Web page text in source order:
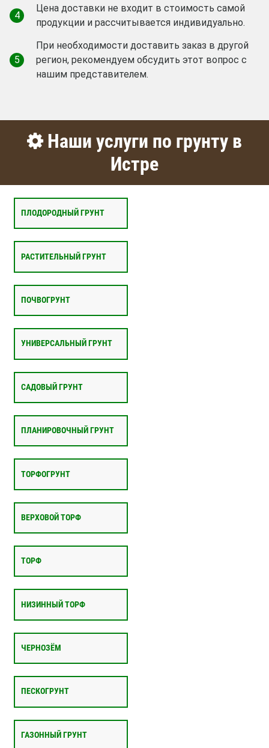
4
Цена доставки не входит в стоимость самой
продукции и рассчитывается индивидуально.
5
При необходимости доставить заказ в другой
регион, рекомендуем обсудить этот вопрос с
нашим представителем.
Наши услуги по грунту в
Истре
ПЛОДОРОДНЫЙ ГРУНТ
РАСТИТЕЛЬНЫЙ ГРУНТ
ПОЧВОГРУНТ
УНИВЕРСАЛЬНЫЙ ГРУНТ
САДОВЫЙ ГРУНТ
ПЛАНИРОВОЧНЫЙ ГРУНТ
ТОРФОГРУНТ
ВЕРХОВОЙ ТОРФ
ТОРФ
НИЗИННЫЙ ТОРФ
ЧЕРНОЗЁМ
ПЕСКОГРУНТ
ГАЗОННЫЙ ГРУНТ